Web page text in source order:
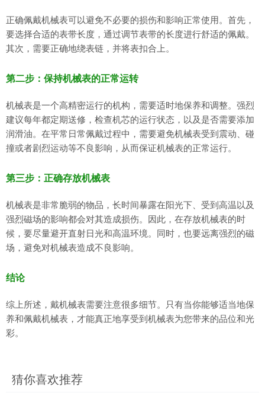
正确佩戴机械表可以避免不必要的损伤和影响正常使用。首先，
要选择合适的表带长度，通过调节表带的长度进行舒适的佩戴。
其次，需要正确地绕表链，并将表扣合上。
第二步：保持机械表的正常运转
机械表是一个高精密运行的机构，需要适时地保养和调整。强烈
建议每年都定期送修，检查机芯的运行状态，以及是否需要添加
润滑油。在平常日常佩戴过程中，需要避免机械表受到震动、碰
撞或者剧烈运动等不良影响，从而保证机械表的正常运行。
第三步：正确存放机械表
机械表是非常脆弱的物品，长时间暴露在阳光下、受到高温以及
强烈磁场的影响都会对其造成损伤。因此，在存放机械表的时
候，要尽量避开直射日光和高温环境。同时，也要远离强烈的磁
场，避免对机械表造成不良影响。
结论
综上所述，戴机械表需要注意很多细节。只有当你能够适当地保
养和佩戴机械表，才能真正地享受到机械表为您带来的品位和光
彩。
猜你喜欢推荐